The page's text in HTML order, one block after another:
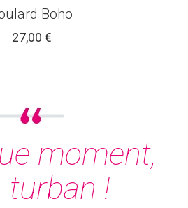
Boho
27,00 €
moment,
turban !